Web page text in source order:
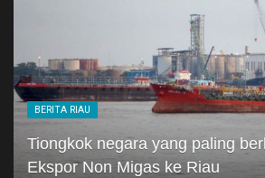
BERITA RIAU
Tiongkok negara yang paling
Ekspor Non Migas ke Riau